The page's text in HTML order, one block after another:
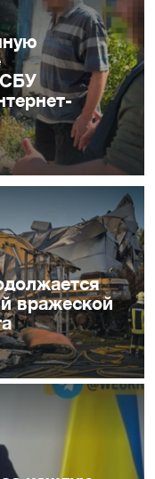
СБУ
вражеской